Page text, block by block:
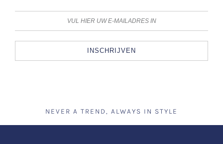
INSCHRIJVEN
NEVER A TREND, ALWAYS IN STYLE